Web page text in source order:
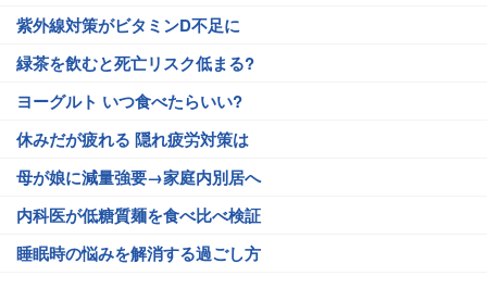
紫外線対策がビタミンD不足に
緑茶を飲むと死亡リスク低まる?
ヨーグルト いつ食べたらいい?
休みだが疲れる 隠れ疲労対策は
母が娘に減量強要→家庭内別居へ
内科医が低糖質麺を食べ比べ検証
睡眠時の悩みを解消する過ごし方